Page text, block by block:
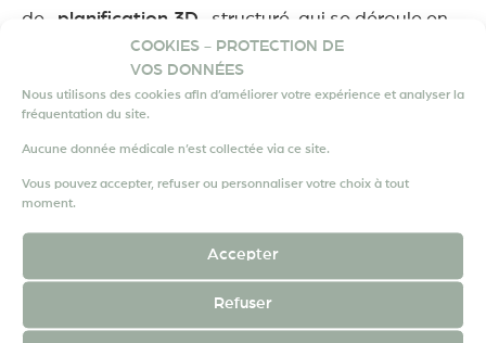
COOKIES - PROTECTION DE
VOS DONNÉES
Nous utilisons des cookies afin d’améliorer votre expérience et analyser la
fréquentation du site.
Aucune donnée médicale n’est collectée via ce site.
Vous pouvez accepter, refuser ou personnaliser votre choix à tout
moment.
Accepter
Refuser
de planification 3D structuré, qui se déroule en
plusieurs étapes :
Scanner ou IRM haute résolutionpour
recueillir des images précises.
Reconstruction 3D de l’articulation grâce à
un logiciel dédié.
Simulation complète de l’intervention : choix
de la taille, de l’orientation et des axes de
Conception de guides chirurgicaux sur
mesure, si nécessaire.